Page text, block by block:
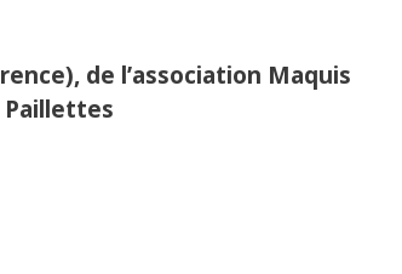
de l’association Maquis